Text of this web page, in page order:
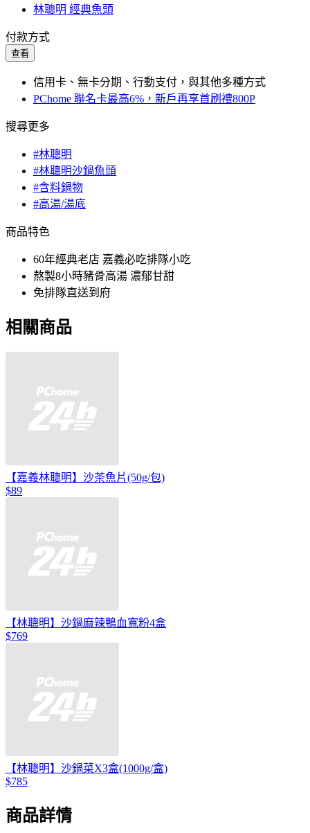
林聰明 經典魚頭
付款方式
查看
信用卡、無卡分期、行動支付，與其他多種方式
PChome 聯名卡最高6%，新戶再享首刷禮800P
搜尋更多
#林聰明
#林聰明沙鍋魚頭
#含料鍋物
#高湯/湯底
商品特色
60年經典老店 嘉義必吃排隊小吃
熬製8小時豬骨高湯 濃郁甘甜
免排隊直送到府
相關商品
【嘉義林聰明】沙茶魚片(50g/包)
$89
【林聰明】沙鍋麻辣鴨血寬粉4盒
$769
【林聰明】沙鍋菜X3盒(1000g/盒)
$785
商品詳情